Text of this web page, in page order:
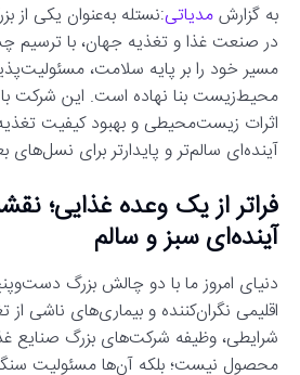
به گزارشمدیاتی:نستله به‌عنوان یکی از
در صنعت غذا و تغذیه جهان، با ترسیم
مسیر خود را بر پایه سلامت،
محیط‌زیست بنا نهاده است. این شرکت با
اثرات زیست‌محیطی و بهبود کیفیت
آینده‌ای سالم‌تر و پایدارتر برای نسل‌های
فراتر از یک وعده غذایی؛
آینده‌ای سبز و سالم
دنیای امروز ما با دو چالش بزرگ
اقلیمی نگران‌کننده و بیماری‌های ناشی
شرایطی، وظیفه شرکت‌های بزرگ صنایع
محصول نیست؛ بلکه آن‌ها مسئولیت